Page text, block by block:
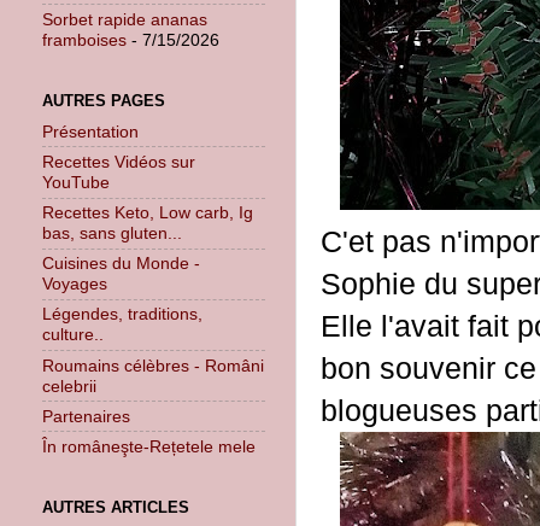
C'et pas
Sophie du
Elle l'avait fait
bon souvenir
blogueuses
Sorbet rapide ananas
framboises - 7/15/2026
AUTRES PAGES
Présentation
Recettes Vidéos sur
YouTube
Recettes Keto, Low carb, Ig
bas, sans gluten...
Cuisines du Monde -
Voyages
Légendes, traditions,
culture..
Roumains célèbres - Români
celebrii
Partenaires
În româneşte-Rețetele mele
AUTRES ARTICLES